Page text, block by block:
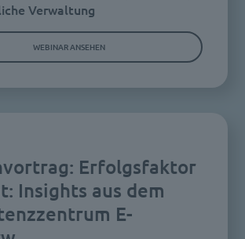
Verwaltung
WEBINAR ANSEHEN
Erfolgsfaktor
Insights aus dem
E-